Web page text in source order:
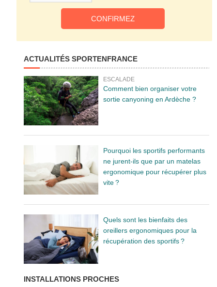
ACTUALITÉS SPORTENFRANCE
ESCALADE
Comment bien organiser votre
sortie canyoning en Ardèche ?
Pourquoi les sportifs performants
ne jurent-ils que par un matelas
ergonomique pour récupérer plus
vite ?
Quels sont les bienfaits des
oreillers ergonomiques pour la
récupération des sportifs ?
INSTALLATIONS PROCHES